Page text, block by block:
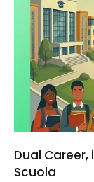
Dual
Scuola